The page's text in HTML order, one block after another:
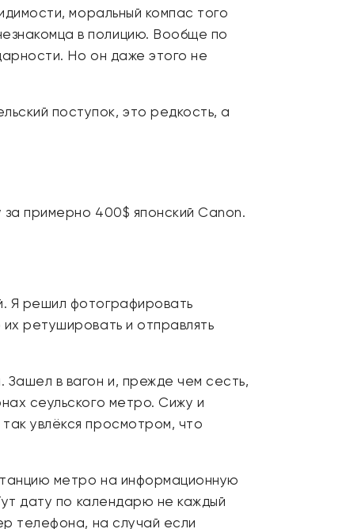
моральный компас того
в полицию. Вообще по
Но он даже этого не
поступок, это редкость, а
примерно 400$ японский Canon.
Я решил фотографировать
ретушировать и отправлять
Зашел в вагон и, прежде чем сесть,
сеульского метро. Сижу и
увлёкся просмотром, что
метро на информационную
дату по календарю не каждый
телефона, на случай если